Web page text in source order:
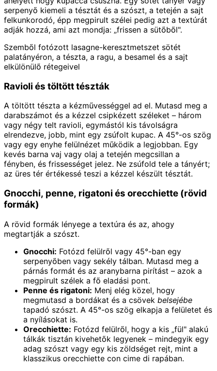
serpenyő kiemeli a tésztát és a szószt, a tetején a sajt
felkunkorodó, épp megpirult szélei pedig azt a textúrát
adják hozzá, ami azt mondja: „frissen a sütőből".
Szemből fotózott lasagne-keresztmetszet sötét
palatányéron, a tészta, a ragu, a besamel és a sajt
elkülönülő rétegeivel
Ravioli és töltött tészták
A töltött tészta a kézművességgel ad el. Mutasd meg a
darabszámot és a kézzel csipkézett széleket – három
vagy négy telt ravioli, egymástól kis távolságra
elrendezve, jobb, mint egy zsúfolt kupac. A 45°-os szög
vagy egy enyhe felülnézet működik a legjobban. Egy
kevés barna vaj vagy olaj a tetején megcsillan a
fényben, és frissességet jelez. Ne zsúfold tele a tányért;
az üres tér értékessé teszi a kézzel készült tésztát.
Gnocchi, penne, rigatoni és orecchiette (rövid
formák)
A rövid formák lényege a textúra és az, ahogy
megtartják a szószt.
Gnocchi: Fotózd felülről vagy 45°-ban egy
serpenyőben vagy sekély tálban. Mutasd meg a
párnás formát és az aranybarna pirítást – azok a
megpirult szélek a fő eladási pont.
Penne és rigatoni: Menj elég közel, hogy
megmutasd a bordákat és a csövek belsejébe
tapadó szószt. A 45°-os szög elkapja a felületet és
a nyílásokat is.
Orecchiette: Fotózd felülről, hogy a kis „fül" alakú
tálkák tisztán kivehetők legyenek – mindegyik egy
adag szószt vagy egy kis zöldséget rejt, mint a
klasszikus orecchiette con cime di rapában.